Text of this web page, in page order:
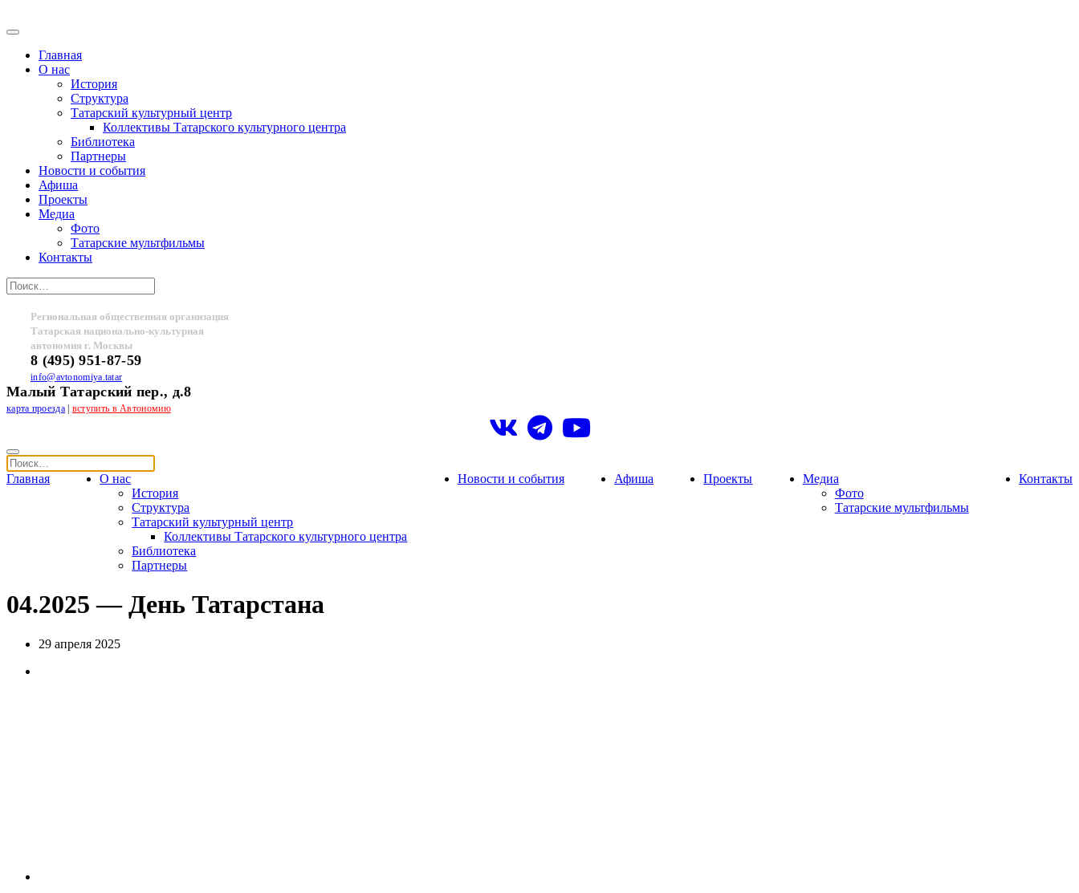
Главная
О нас
История
Структура
Татарский культурный центр
Коллективы Татарского культурного центра
Библиотека
Партнеры
Новости и события
Афиша
Проекты
Медиа
Фото
Татарские мультфильмы
Контакты
Региональная общественная организация
Татарская национально-культурная
автономия г. Москвы
8 (495) 951-87-59
info@avtonomiya.tatar
Малый Татарский пер., д.8
карта проезда| вступить в Автономию
Главная
О нас
История
Структура
Татарский культурный центр
Коллективы Татарского культурного центра
Библиотека
Партнеры
Новости и события Афиша Проекты
Медиа
Фото
Татарские мультфильмы
Контакты
04.2025 — День Татарстана
29 апреля 2025